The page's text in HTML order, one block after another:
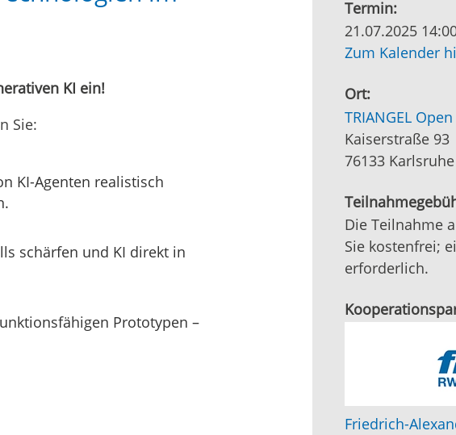
KI ein!
Sie:
KI-Agenten realistisch
schärfen und KI direkt in
Prototypen –
Termin:
21.07.2025
Zum Kalender
Ort:
TRIANGEL
Kaiserstraße 93
76133 Karlsruhe
Die Teilnahme
Sie kostenfrei;
erforderlich.
Friedrich-